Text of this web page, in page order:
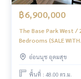
฿6,900,000
The Base Park West /
Bedrooms (SALE WITH
เวสต์ / 2 ห้องนอน (ขาย
เช่า) PYN349
อ่อนนุช อุดมสุข
พื้นที่ : 48.00 ตร.ม.